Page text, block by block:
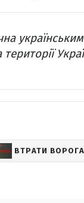
ВТРАТИ ВОРОГА